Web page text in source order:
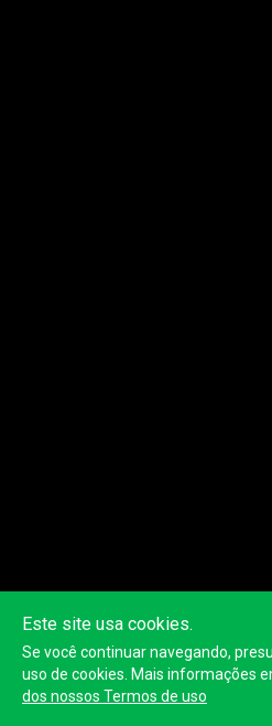
Este site usa cookies.
Se você continuar navegando,
uso de cookies. Mais informações
dos nossos Termos de uso